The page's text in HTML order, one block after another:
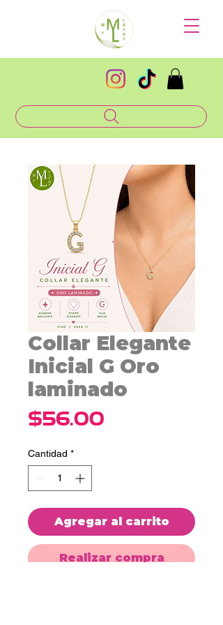
Collar Elegante
Inicial G Oro
laminado
$56.00
Cantidad *
Agregar al carrito
Realizar compra